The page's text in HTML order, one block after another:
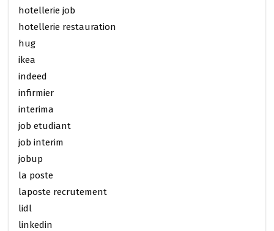
hotellerie job
hotellerie restauration
hug
ikea
indeed
infirmier
interima
job etudiant
job interim
jobup
la poste
laposte recrutement
lidl
linkedin